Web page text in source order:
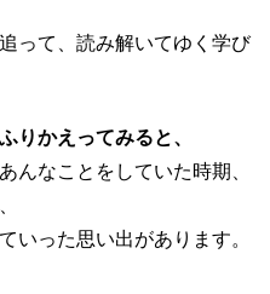
って、読み解いてゆく学び
りかえってみると、
んなことをしていた時期、
いった思い出があります。